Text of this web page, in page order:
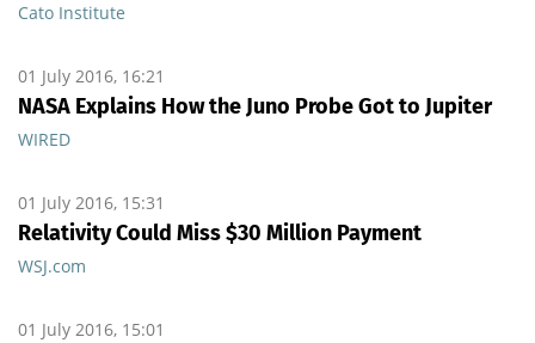
Cato Institute
01 July 2016, 16:21
NASA Explains How the Juno Probe Got to Jupiter
WIRED
01 July 2016, 15:31
Relativity Could Miss $30 Million Payment
WSJ.com
01 July 2016, 15:01